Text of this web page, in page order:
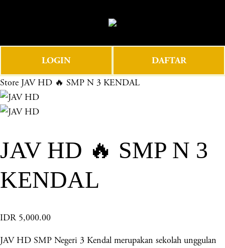
e
e
n
u
LOGIN DAFTAR
Store JAV HD 🔥 SMP N 3 KENDAL
JAV HD 🔥 SMP N 3
KENDAL
IDR 5,000.00
JAV HD SMP Negeri 3 Kendal merupakan sekolah unggulan